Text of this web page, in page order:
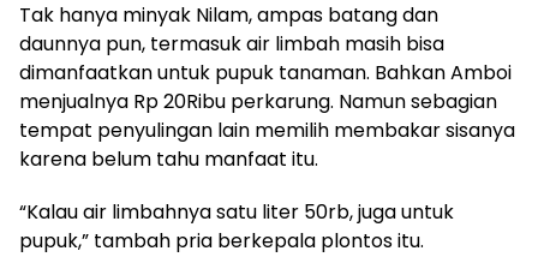
Tak hanya minyak Nilam, ampas batang dan
daunnya pun, termasuk air limbah masih bisa
dimanfaatkan untuk pupuk tanaman. Bahkan Amboi
menjualnya Rp 20Ribu perkarung. Namun sebagian
tempat penyulingan lain memilih membakar sisanya
karena belum tahu manfaat itu.
“Kalau air limbahnya satu liter 50rb, juga untuk
pupuk,” tambah pria berkepala plontos itu.